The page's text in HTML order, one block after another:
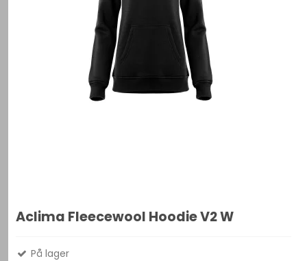
Aclima Fleecewool Hoodie V2 W
På lager